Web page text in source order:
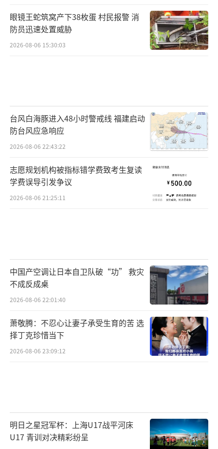
眼镜王蛇筑窝产下38枚蛋 村民报警 消
防员迅速处置威胁
2026-08-06 15:30:03
台风白海豚进入48小时警戒线 福建启动
防台风应急响应
2026-08-06 22:43:22
志愿规划机构被指标错学费致考生复读
学费误导引发争议
2026-08-06 21:25:11
中国产空调让日本自卫队破“功” 救灾
不成反成桌
2026-08-06 22:01:40
萧敬腾：不忍心让妻子承受生育的苦 选
择丁克珍惜当下
2026-08-06 23:09:12
明日之星冠军杯：上海U17战平河床
U17 青训对决精彩纷呈